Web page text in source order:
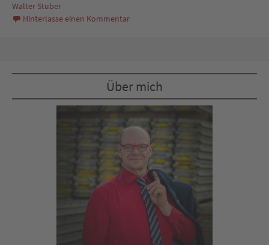
Walter Stuber
Hinterlasse einen Kommentar
Über mich